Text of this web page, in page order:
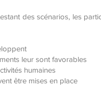
des scénarios, les
leur sont favorables
humaines
être mises en place